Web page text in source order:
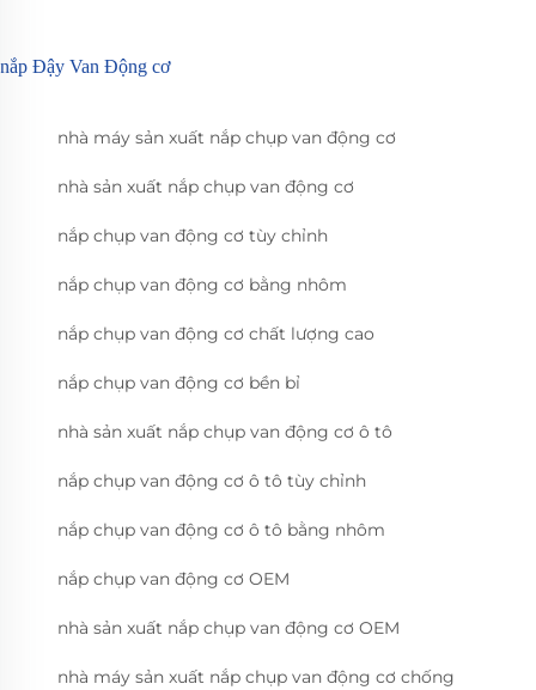
nắp Đậy Van Động cơ
nhà máy sản xuất nắp chụp van động cơ
nhà sản xuất nắp chụp van động cơ
nắp chụp van động cơ tùy chỉnh
nắp chụp van động cơ bằng nhôm
nắp chụp van động cơ chất lượng cao
nắp chụp van động cơ bền bỉ
nhà sản xuất nắp chụp van động cơ ô tô
nắp chụp van động cơ ô tô tùy chỉnh
nắp chụp van động cơ ô tô bằng nhôm
nắp chụp van động cơ OEM
nhà sản xuất nắp chụp van động cơ OEM
nhà máy sản xuất nắp chụp van động cơ chống